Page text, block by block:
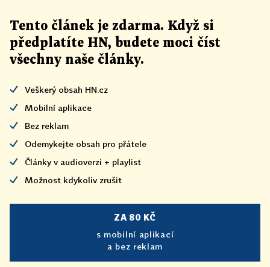
Tento článek je zdarma. Když si
předplatíte HN, budete moci číst
všechny naše články.
Veškerý obsah HN.cz
Mobilní aplikace
Bez reklam
Odemykejte obsah pro přátele
Články v audioverzi + playlist
Možnost kdykoliv zrušit
ZA 80 KČ
s mobilní aplikací
a bez reklam